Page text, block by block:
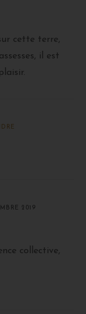
cette terre,
il est
2019
collective,